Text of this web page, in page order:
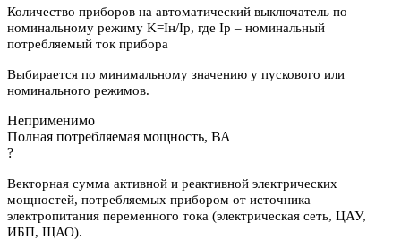
Количество приборов на автоматический выключатель по
номинальному режиму K=Iн/Iр, где Iр – номинальный
потребляемый ток прибора
Выбирается по минимальному значению у пускового или
номинального режимов.
Неприменимо
Полная потребляемая мощность, ВА
?
Векторная сумма активной и реактивной электрических
мощностей, потребляемых прибором от источника
электропитания переменного тока (электрическая сеть, ЦАУ,
ИБП, ЩАО).